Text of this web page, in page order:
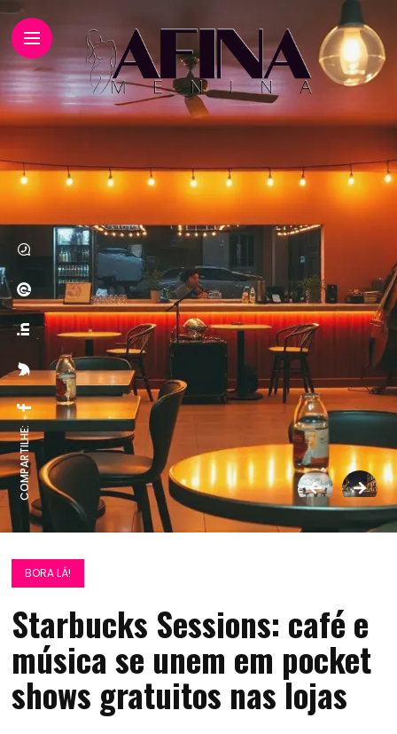
COMPARTILHE:
BORA LÁ!
Starbucks Sessions: café e
música se unem em pocket
shows gratuitos nas lojas